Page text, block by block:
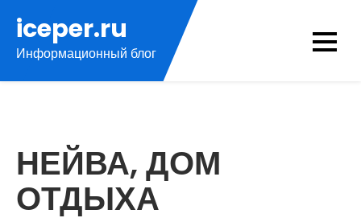
содержимому
iceper.ru
Информационный блог
НЕЙВА, ДОМ
ОТДЫХА